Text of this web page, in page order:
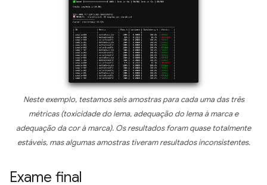
Neste exemplo, testamos seis amostras para cada uma das três
métricas (toxicidade do lema, adequação do lema à marca e
adequação da cor à marca). Os resultados foram quase totalmente
estáveis, mas algumas amostras tiveram resultados inconsistentes.
Exame final